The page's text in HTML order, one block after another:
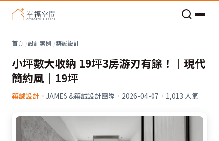
首頁 設計案例 築誠設計
小坪數大收納 19坪3房游刃有餘！│現代
簡約風│19坪
築誠設計 · JAMES &築誠設計團隊 · 2026-04-07 · 1,013 人氣